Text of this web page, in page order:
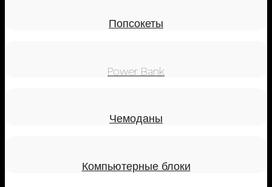
Попсокеты
Power Bank
Чемоданы
Компьютерные блоки